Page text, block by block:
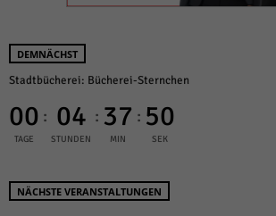
DEMNÄCHST
Stadtbücherei: Bücherei-Sternchen
00
TAGE
: 04
STUNDEN
: 37
MIN
: 50
SEK
NÄCHSTE VERANSTALTUNGEN